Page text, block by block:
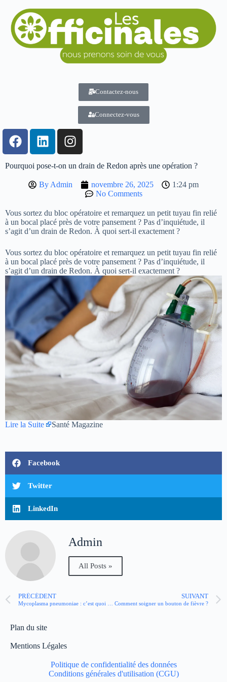
Contactez-nous
Connectez-vous
Pourquoi pose-t-on un drain de Redon après une opération ?
By Admin novembre 26, 2025
1:24 pm
No Comments
Vous sortez du bloc opératoire et remarquez un petit tuyau fin relié
à un bocal placé près de votre pansement ? Pas d’inquiétude, il
s’agit d’un drain de Redon. À quoi sert-il exactement ?
Vous sortez du bloc opératoire et remarquez un petit tuyau fin relié
à un bocal placé près de votre pansement ? Pas d’inquiétude, il
s’agit d’un drain de Redon. À quoi sert-il exactement ?
Lire la Suite Santé Magazine
Facebook
Twitter
LinkedIn
Admin
All Posts »
PRÉCÉDENT
Mycoplasma pneumoniae : c’est quoi ? La vigilance reste de mise
SUIVANT
Comment soigner un bouton de fièvre ?
Plan du site
Mentions Légales
Politique de confidentialité des données
Conditions générales d'utilisation (CGU)